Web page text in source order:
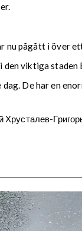
nu pågått i över
viktiga staden
De har en